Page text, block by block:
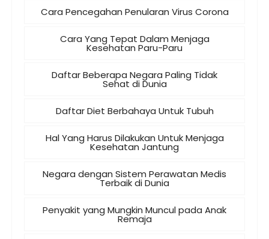
Cara Pencegahan Penularan Virus Corona
Cara Yang Tepat Dalam Menjaga
Kesehatan Paru-Paru
Daftar Beberapa Negara Paling Tidak
Sehat di Dunia
Daftar Diet Berbahaya Untuk Tubuh
Hal Yang Harus Dilakukan Untuk Menjaga
Kesehatan Jantung
Negara dengan Sistem Perawatan Medis
Terbaik di Dunia
Penyakit yang Mungkin Muncul pada Anak
Remaja